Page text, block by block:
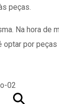
peças.
Na hora de
optar por peças